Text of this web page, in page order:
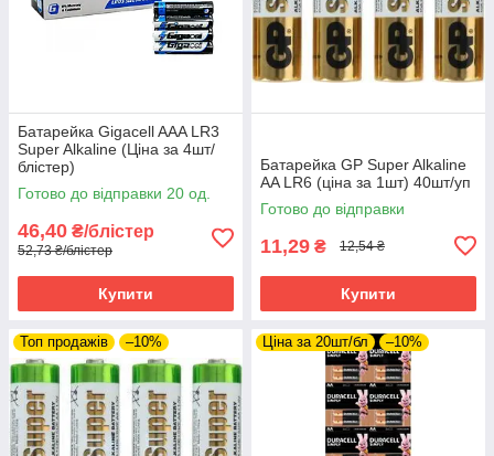
Батарейка Gigacell AAA LR3
Super Alkaline (Ціна за 4шт/
блістер)
Готово до відправки 20 од.
46,40 ₴/блістер
52,73 ₴/блістер
Купити
Батарейка GP Super Alkaline
AA LR6 (ціна за 1шт) 40шт/уп
Готово до відправки
11,29 ₴ 12,54 ₴
Купити
Топ продажів –10% Ціна за 20шт/бл –10%